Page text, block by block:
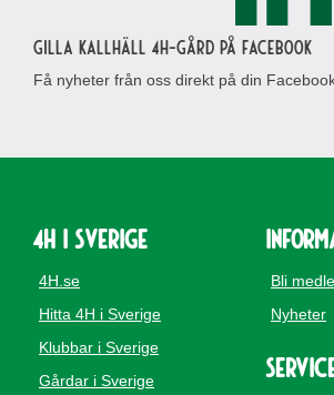
Gilla Kallhäll 4H-gård på Facebook
Få nyheter från oss direkt på din
4H i Sverige
4H.se
Hitta 4H i Sverige
Klubbar i Sverige
Gårdar i Sverige
Bli
Nyheter